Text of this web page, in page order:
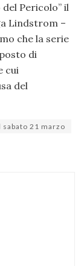
Pericolo” il
Lindstrom –
che la serie
di
cui
del
21 marzo